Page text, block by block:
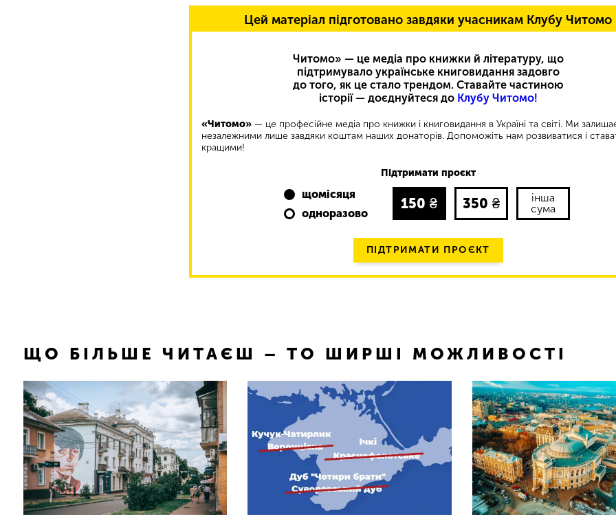
Цей матеріал підготовано завдяки учасникам Клубу Читомо
Читомо» — це медіа про книжки й літературу, що
підтримувало українське книговидання задовго
до того, як це стало трендом. Ставайте частиною
історії — доєднуйтеся до Клубу Читомо!
«Читомо» — це професійне медіа про книжки і книговидання в Україні та світі. Ми
незалежними лише завдяки коштам наших донаторів. Допоможіть нам розвиватися і
кращими!
Підтримати проєкт
щомісяця
одноразово
150 ₴ 350 ₴
інша
сума
ПІДТРИМАТИ ПРОЄКТ
ЩО БІЛЬШЕ ЧИТАЄШ – ТО ШИРШІ МОЖЛИВОСТІ